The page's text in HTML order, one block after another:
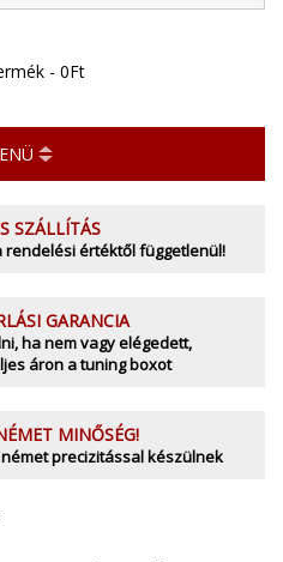
- 0Ft
SZÁLLÍTÁS
értéktől függetlenül!
GARANCIA
ha nem vagy elégedett,
áron a tuning boxot
MINŐSÉG!
precizitással készülnek